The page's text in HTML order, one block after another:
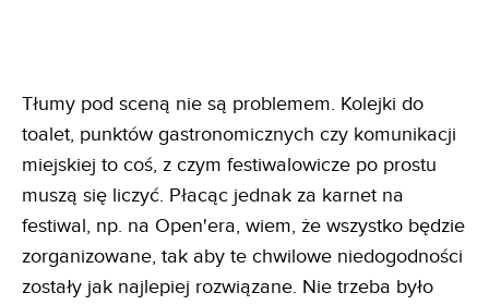
Tłumy pod sceną nie są problemem. Kolejki do
toalet, punktów gastronomicznych czy komunikacji
miejskiej to coś, z czym festiwalowicze po prostu
muszą się liczyć. Płacąc jednak za karnet na
festiwal, np. na Open'era, wiem, że wszystko będzie
zorganizowane, tak aby te chwilowe niedogodności
zostały jak najlepiej rozwiązane. Nie trzeba było